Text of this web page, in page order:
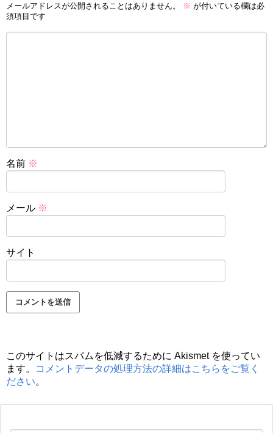
メールアドレスが公開されることはありません。 ※ が付いている欄は必
須項目です
名前 ※
メール ※
サイト
このサイトはスパムを低減するために Akismet を使ってい
ます。
コメントデータの処理方法の詳細はこちらをご覧く
ださい。